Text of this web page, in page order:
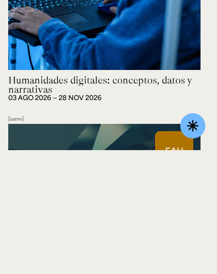
Humanidades digitales: conceptos, datos y
narrativas
03 AGO 2026 ― 28 NOV 2026
curso
EAH
asterisk